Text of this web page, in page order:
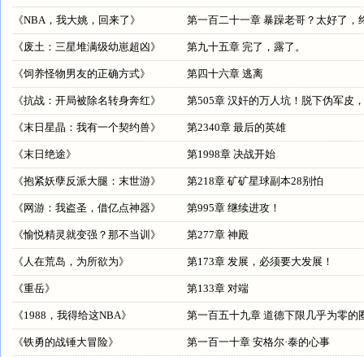
《NBA，我大姚，回来了 》 第一百二十一章 暴躁老哥？太好了，
《废土：三星堆满级幼崽超凶》 第九十五章 完了，露了。
《饲养怪物男友的正确方式》 第四十六章 逃离
《抗战：开局被除名转身奔红》 第505章 汉奸的万人坑！脱下伪军皮
《末日星晶：我有一个契约兽》 第2340章 最后的英雄
《末日绝途》 第1998章 决战开始
《抱紧妖孽反派大腿：末世游》 第218章 矿矿星球副本28别怕
《 网游：我盗圣，借亿点神器》 第995章 继续进攻！
《愉悦精灵就变强？那不当训 》 第277章 神殿
《 人在荒岛，为所欲为》 第173章 发展，必须要大发展！
《重岳》 第133章 对端
《1988，我得给这NBA》 第一百五十九章 道德下限几乎为零的
《铁勇的战锤大冒险》 第一百一十章 安格尔·泰的心事